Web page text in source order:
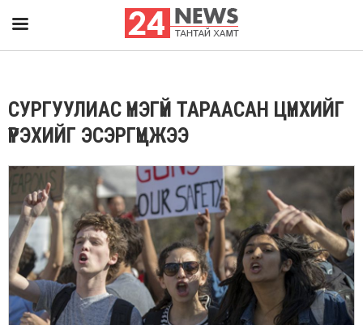
СУРГУУЛИАС ҮНЭГҮЙ ТАРААСАН ЦҮНХИЙГ
ҮҮРЭХИЙГ ЭСЭРГҮҮЦЖЭЭ